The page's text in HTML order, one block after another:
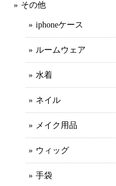
その他
iphoneケース
ルームウェア
水着
ネイル
メイク用品
ウィッグ
手袋